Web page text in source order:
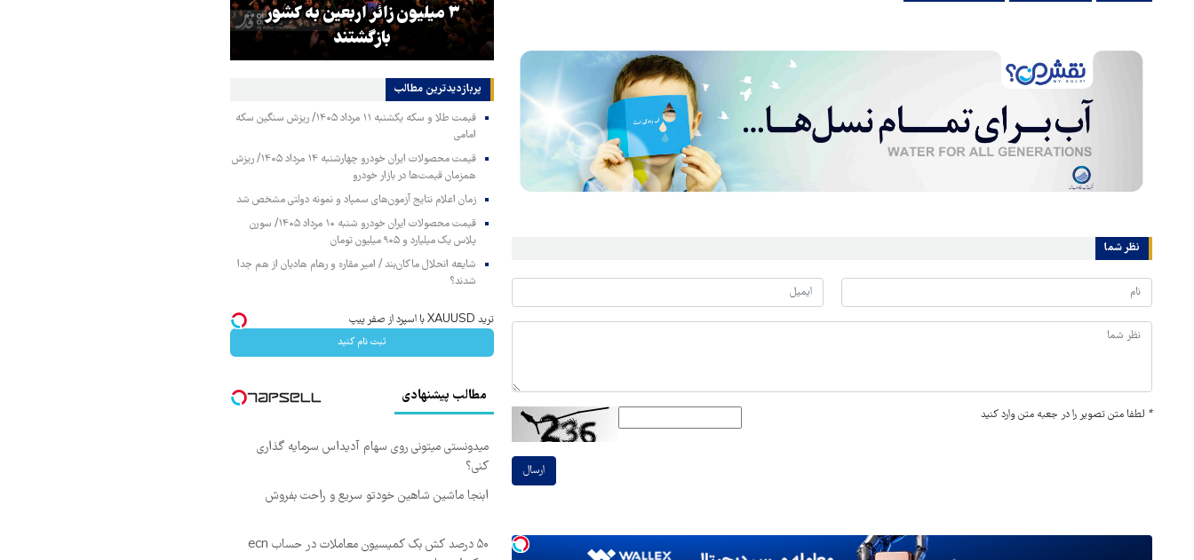
نظر شما
* لطفا متن تصویر را در جعبه متن وارد کنید
ارسال
۳ میلیون زائر اربعین به کشور
بازگشتند
پربازدیدترین‌ مطالب
قیمت طلا و سکه یکشنبه ۱۱ مرداد ۱۴۰۵/ ریزش سنگین سکه
امامی
قیمت محصولات ایران خودرو چهارشنبه ۱۴ مرداد ۱۴۰۵/ ریزش
همزمان قیمت‌ها در بازار خودرو
زمان اعلام نتایج آزمون‌های سمپاد و نمونه دولتی مشخص شد
قیمت محصولات ایران خودرو شنبه ۱۰ مرداد ۱۴۰۵/ سورن
پلاس یک میلیارد و ۹۰۵ میلیون تومان
شایعه انحلال ماکان‌بند / امیر مقاره و رهام هادیان از هم جدا
شدند؟
ترید XAUUSD با اسپرد از صفر پیپ
ثبت نام کنید
مطالب پیشنهادی
میدونستی میتونی روی سهام آدیداس سرمایه گذاری
کنی؟
ابنجا ماشین شاهین خودتو سریع و راحت بفروش
۵۰ درصد کش بک کمیسیون معاملات در حساب ecn